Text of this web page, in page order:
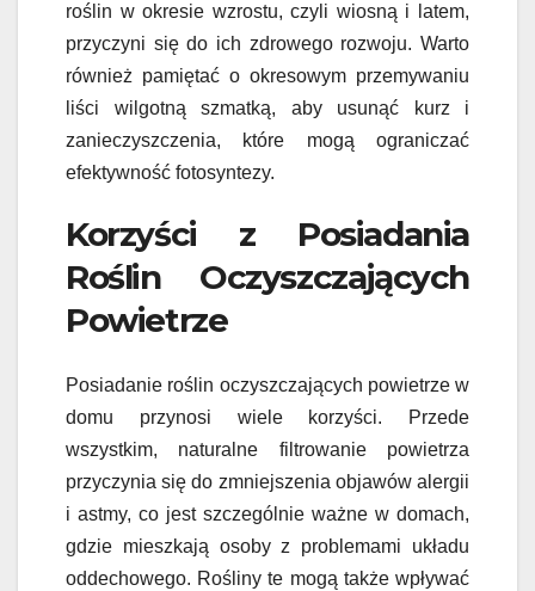
roślin w okresie wzrostu, czyli wiosną i latem,
przyczyni się do ich zdrowego rozwoju. Warto
również pamiętać o okresowym przemywaniu
liści wilgotną szmatką, aby usunąć kurz i
zanieczyszczenia, które mogą ograniczać
efektywność fotosyntezy.
Korzyści z Posiadania
Roślin Oczyszczających
Powietrze
Posiadanie roślin oczyszczających powietrze w
domu przynosi wiele korzyści. Przede
wszystkim, naturalne filtrowanie powietrza
przyczynia się do zmniejszenia objawów alergii
i astmy, co jest szczególnie ważne w domach,
gdzie mieszkają osoby z problemami układu
oddechowego. Rośliny te mogą także wpływać